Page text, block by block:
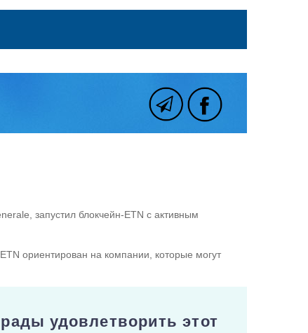
запустил блокчейн-ETN с активным
ориентирован на компании, которые могут
удовлетворить этот